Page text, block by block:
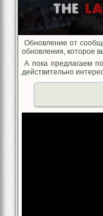
Обновление от
обновления, которое
А пока предлагаем
действительно